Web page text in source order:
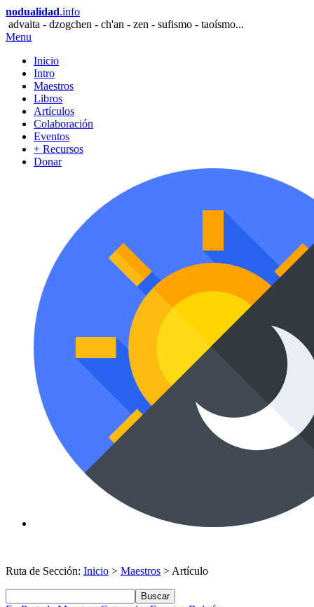
nodualidad.info
advaita - dzogchen - ch'an - zen - sufismo - taoísmo...
Menu
Inicio
Intro
Maestros
Libros
Artículos
Colaboración
Eventos
+ Recursos
Donar
Ruta de Sección: Inicio > Maestros > Artículo
Buscar